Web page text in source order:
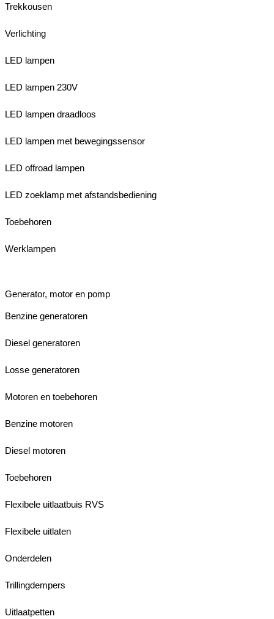
Trekkousen
Verlichting
LED lampen
LED lampen 230V
LED lampen draadloos
LED lampen met bewegingssensor
LED offroad lampen
LED zoeklamp met afstandsbediening
Toebehoren
Werklampen
Generator, motor en pomp
Benzine generatoren
Diesel generatoren
Losse generatoren
Motoren en toebehoren
Benzine motoren
Diesel motoren
Toebehoren
Flexibele uitlaatbuis RVS
Flexibele uitlaten
Onderdelen
Trillingdempers
Uitlaatpetten